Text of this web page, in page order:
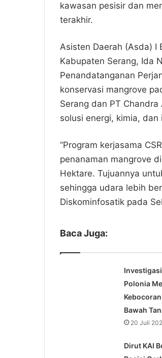
kawasan pesisir dan
terakhir.
Asisten Daerah (Asda) I
Kabupaten Serang, Ida
Penandatanganan
konservasi mangrove
Serang dan PT
solusi energi, kimia,
“Program kerjasama
penanaman mangrove
Hektare. Tujuannya
sehingga udara lebih
Diskominfosatik pada
Baca Juga:
Polonia
Bawah
20 Juli
Dirut KAI